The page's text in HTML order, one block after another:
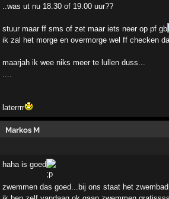
..was ut nu 18.30 of 19.00 uur??
stuur maar ff sms of zet maar iets neer op pf gb
ik zal het morge en overmorge wel ff checken
maarjah ik wee niks meer te lullen duss...
laterrrr
Markos M
haha is goed
zwemmen das goed...bij ons staat het